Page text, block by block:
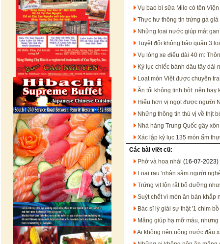
Vụ bao bì sữa Milo có tên
Thực hư thông tin trứng gà
Những loại nước giúp mát
Tuyệt đối không bảo quản 3
Vụ lòng xe điếu dài 40 m:
Kỷ lục chiếc bánh dâu tây dài
Loạt món Việt được chuyên
Ăn tối không tinh bột: nên hay
Hiểu hơn vị ngọt được người
Những thông tin thú vị về thịt
Nhà hàng Trung Quốc gây
Xác lập kỷ lục 135 món ẩm
Các bài viết cũ:
Phở và hoa nhài (16-07-2023)
Loại rau 'nhân sâm người
Trứng vịt lộn rất bổ dưỡng
Suýt chết vì món ăn bán khắp
Bác sĩ lý giải sự thật '1 chim
Măng giúp hạ mỡ máu,
Ai không nên uống nước đậu